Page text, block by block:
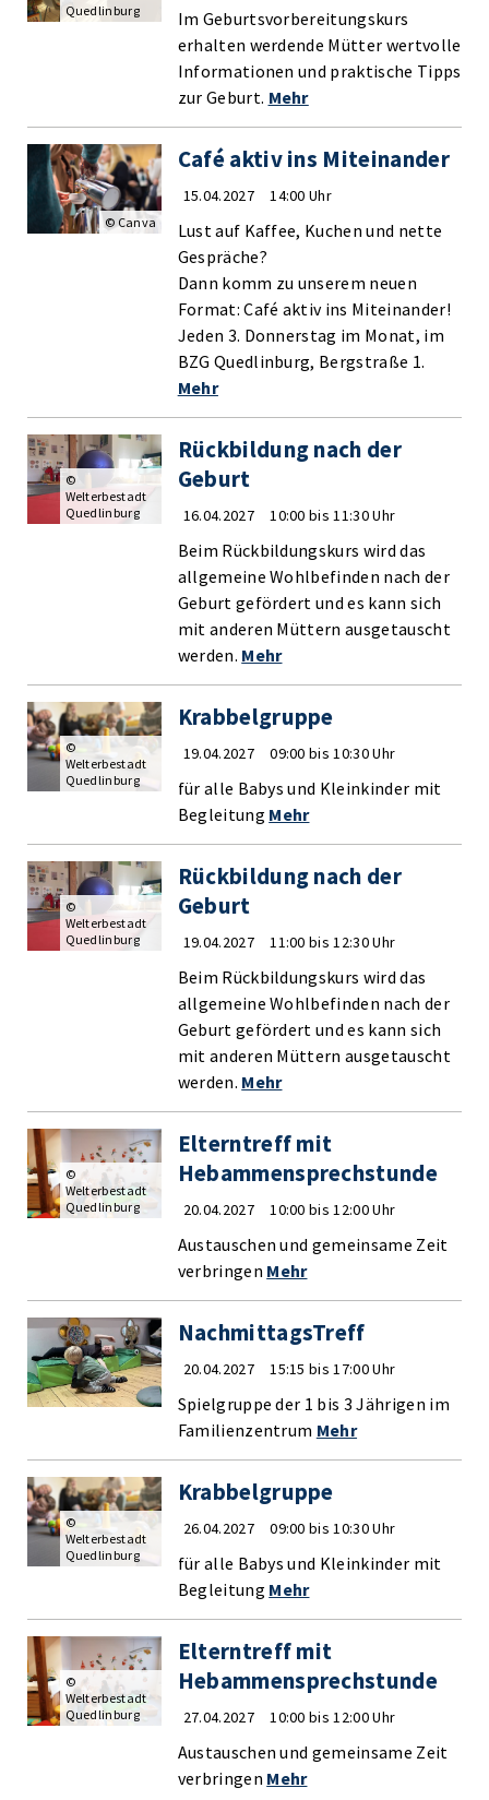
Im Geburtsvorbereitungskurs
erhalten werdende Mütter wertvolle
Informationen und praktische Tipps
zur Geburt. Mehr
Quedlinburg
Café aktiv ins Miteinander
15.04.2027 14:00 Uhr
Lust auf Kaffee, Kuchen und nette
Gespräche?
Dann komm zu unserem neuen
Format: Café aktiv ins Miteinander!
Jeden 3. Donnerstag im Monat, im
BZG Quedlinburg, Bergstraße 1.
Mehr
© Canva
Rückbildung nach der
Geburt
16.04.2027 10:00 bis 11:30 Uhr
Beim Rückbildungskurs wird das
allgemeine Wohlbefinden nach der
Geburt gefördert und es kann sich
mit anderen Müttern ausgetauscht
werden. Mehr
©
Welterbestadt
Quedlinburg
Krabbelgruppe
19.04.2027 09:00 bis 10:30 Uhr
für alle Babys und Kleinkinder mit
Begleitung Mehr
©
Welterbestadt
Quedlinburg
Rückbildung nach der
Geburt
19.04.2027 11:00 bis 12:30 Uhr
Beim Rückbildungskurs wird das
allgemeine Wohlbefinden nach der
Geburt gefördert und es kann sich
mit anderen Müttern ausgetauscht
werden. Mehr
©
Welterbestadt
Quedlinburg
Elterntreff mit
Hebammensprechstunde
20.04.2027 10:00 bis 12:00 Uhr
Austauschen und gemeinsame Zeit
verbringen Mehr
©
Welterbestadt
Quedlinburg
NachmittagsTreff
20.04.2027 15:15 bis 17:00 Uhr
Spielgruppe der 1 bis 3 Jährigen im
Familienzentrum Mehr
Krabbelgruppe
26.04.2027 09:00 bis 10:30 Uhr
für alle Babys und Kleinkinder mit
Begleitung Mehr
©
Welterbestadt
Quedlinburg
Elterntreff mit
Hebammensprechstunde
27.04.2027 10:00 bis 12:00 Uhr
Austauschen und gemeinsame Zeit
verbringen Mehr
©
Welterbestadt
Quedlinburg